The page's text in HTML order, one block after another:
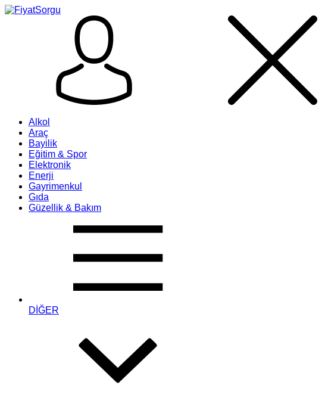
Alkol
Araç
Bayilik
Eğitim & Spor
Elektronik
Enerji
Gayrimenkul
Gıda
Güzellik & Bakım
DİĞER